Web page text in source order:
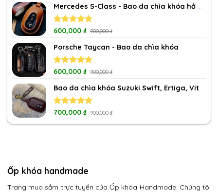
of 5
Mercedes S-Class - Bao da chìa khóa hở nút
Rated5.00
600,000 ₫ 900,000₫
Porsche Taycan - Bao da chìa khóa
Rated5.00
600,000 ₫ 900,000₫
Bao da chìa khóa Suzuki Swift, Ertiga, Vitara, XL7
Rated5.00
700,000 ₫ 900,000₫
Ốp khóa handmade
Trang mua sắm trực tuyến của Ốp khóa Handmade. Chúng tôi